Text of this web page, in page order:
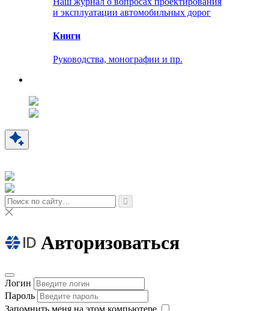
и эксплуатации автомобильных дорог
Книги
Руководства, монографии и пр.
Авторизоваться
Логин
Пароль